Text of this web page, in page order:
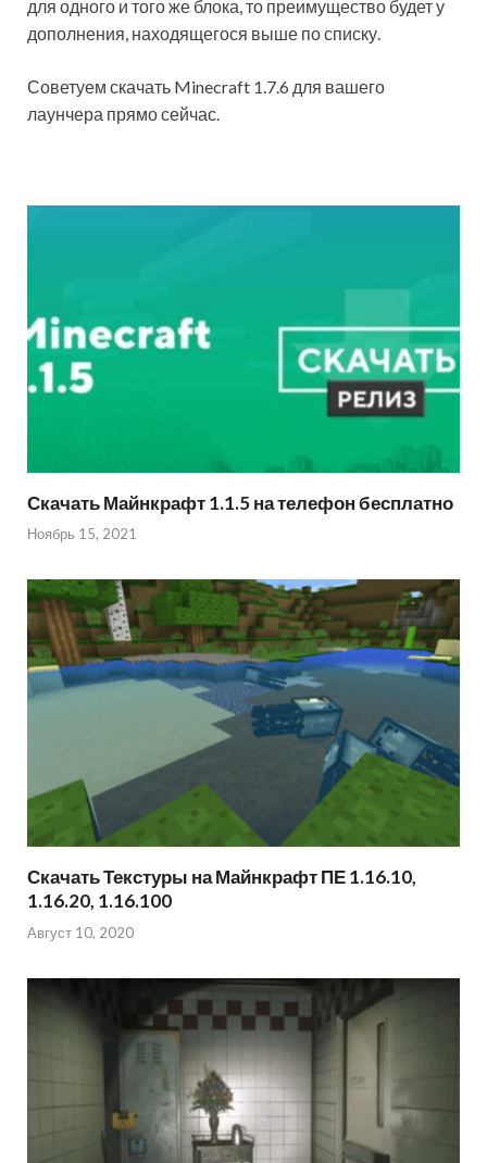
для одного и того же блока, то преимущество будет у
дополнения, находящегося выше по списку.
Советуем скачать Minecraft 1.7.6 для вашего
лаунчера прямо сейчас.
Скачать Майнкрафт 1.1.5 на телефон бесплатно
Ноябрь 15, 2021
Скачать Текстуры на Майнкрафт ПЕ 1.16.10,
1.16.20, 1.16.100
Август 10, 2020